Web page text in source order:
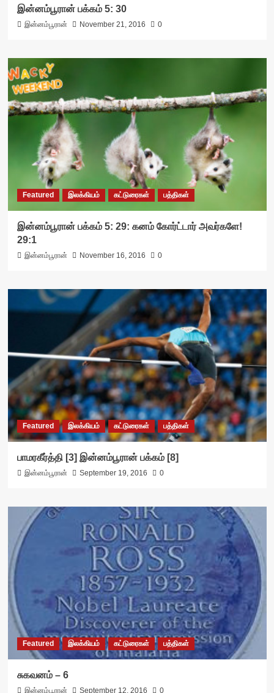
இன்னம்பூரான் பக்கம் 5: 30
இன்னம்பூரான் November 21, 2016 0
Featured இலக்கியம் கட்டுரைகள் பத்திகள்
இன்னம்பூரான் பக்கம் 5: 29: கனம் கோர்ட்டார் அவர்களே!
29:1
இன்னம்பூரான் November 16, 2016 0
Featured இலக்கியம் கட்டுரைகள் பத்திகள்
பாமரகீர்த்தி [3] இன்னம்பூரான் பக்கம் [8]
இன்னம்பூரான் September 19, 2016 0
Featured இலக்கியம் கட்டுரைகள் பத்திகள்
சுகவனம் – 6
இன்னம்பூரான் September 12, 2016 0